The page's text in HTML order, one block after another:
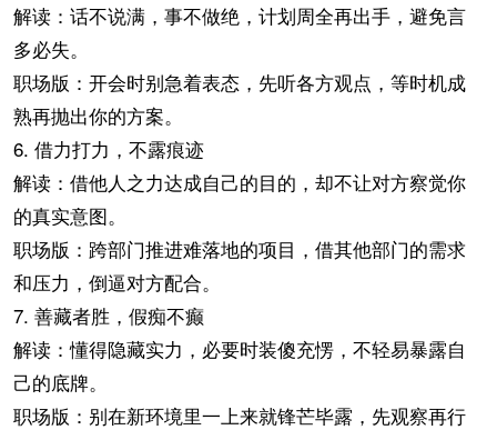
解读：话不说满，事不做绝，计划周全再出手，避免言
多必失。
职场版：开会时别急着表态，先听各方观点，等时机成
熟再抛出你的方案。
6. 借力打力，不露痕迹
解读：借他人之力达成自己的目的，却不让对方察觉你
的真实意图。
职场版：跨部门推进难落地的项目，借其他部门的需求
和压力，倒逼对方配合。
7. 善藏者胜，假痴不癫
解读：懂得隐藏实力，必要时装傻充愣，不轻易暴露自
己的底牌。
职场版：别在新环境里一上来就锋芒毕露，先观察再行